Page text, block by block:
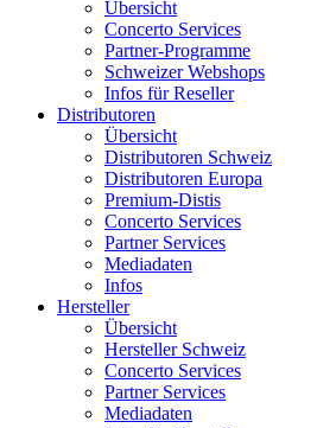
Übersicht
Concerto Services
Partner-Programme
Schweizer Webshops
Infos für Reseller
Distributoren
Übersicht
Distributoren Schweiz
Distributoren Europa
Premium-Distis
Concerto Services
Partner Services
Mediadaten
Infos
Hersteller
Übersicht
Hersteller Schweiz
Concerto Services
Partner Services
Mediadaten